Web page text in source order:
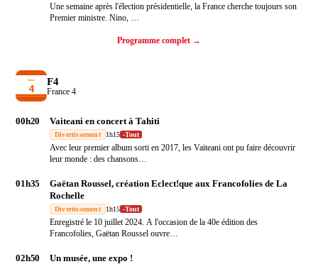
Une semaine après l'élection présidentielle, la France cherche toujours son
Premier ministre. Nino, …
Programme complet →
F4
France 4
00h20 Vaiteani en concert à Tahiti
Divertissement 1h15 -Tout
Avec leur premier album sorti en 2017, les Vaiteani ont pu faire découvrir
leur monde : des chansons…
01h35
Gaëtan Roussel, création Eclect!que aux Francofolies de La
Rochelle
Divertissement 1h15 -Tout
Enregistré le 10 juillet 2024. A l'occasion de la 40e édition des
Francofolies, Gaëtan Roussel ouvre…
02h50 Un musée, une expo !